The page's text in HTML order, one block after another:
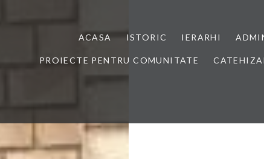
ACASA ISTORIC IERARHI
PROIECTE PENTRU COMUNITATE